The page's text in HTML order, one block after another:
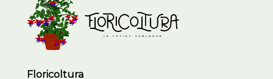
Floricoltura